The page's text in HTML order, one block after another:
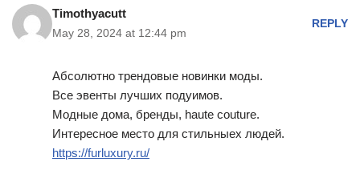
Timothyacutt
May 28, 2024 at 12:44 pm
REPLY
Абсолютно трендовые новинки моды.
Все эвенты лучших подуимов.
Модные дома, бренды, haute couture.
Интересное место для стильныех людей.
https://furluxury.ru/